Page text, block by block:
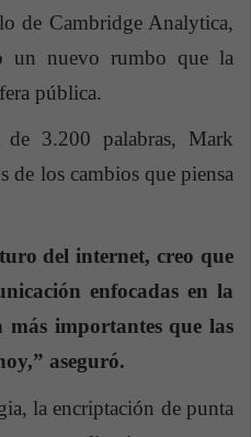
de Cambridge Analytica,
un nuevo rumbo que la
pública.
3.200 palabras, Mark
de los cambios que piensa
del internet, creo que
enfocadas en la
importantes que las
aseguró.
la encriptación de punta